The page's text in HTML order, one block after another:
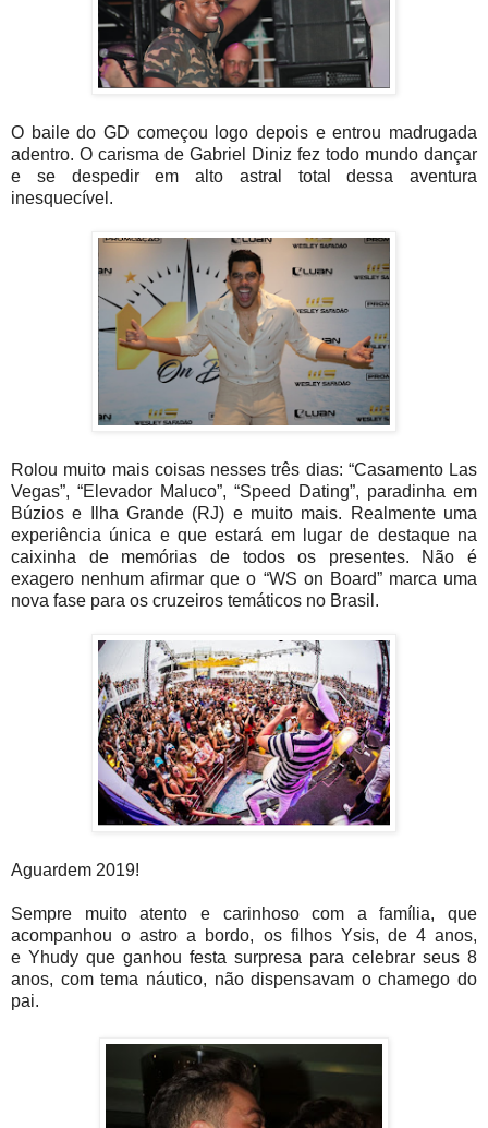
O baile do GD começou logo depois e entrou madrugada
adentro. O carisma de Gabriel Diniz fez todo mundo dançar
e se despedir em alto astral total dessa aventura
inesquecível.
Rolou muito mais coisas nesses três dias: “Casamento Las
Vegas”, “Elevador Maluco”, “Speed Dating”, paradinha em
Búzios e Ilha Grande (RJ) e muito mais. Realmente uma
experiência única e que estará em lugar de destaque na
caixinha de memórias de todos os presentes. Não é
exagero nenhum afirmar que o “WS on Board” marca uma
nova fase para os cruzeiros temáticos no Brasil.
Aguardem 2019!
Sempre muito atento e carinhoso com a família, que
acompanhou o astro a bordo, os filhos Ysis, de 4anos,
e Yhudy que ganhou festa surpresa para celebrar seus 8
anos, com tema náutico, não dispensavam o chamego do
pai.